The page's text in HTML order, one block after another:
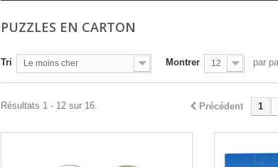
PUZZLES EN CARTON
Tri Le moins cher Montrer 12 par
Précédent 1
Résultats 1 - 12 sur 16.